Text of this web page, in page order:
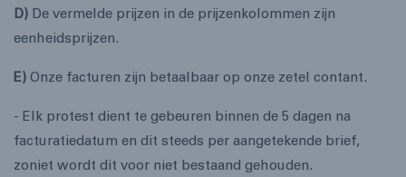
D) De vermelde prijzen in de prijzenkolommen zijn
eenheidsprijzen.
E) Onze facturen zijn betaalbaar op onze zetel contant.
- Elk protest dient te gebeuren binnen de 5 dagen na
facturatiedatum en dit steeds per aangetekende brief,
zoniet wordt dit voor niet bestaand gehouden.